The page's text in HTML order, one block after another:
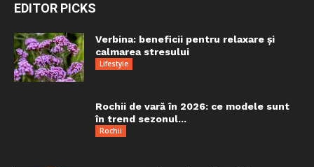
EDITOR PICKS
Verbina: beneficii pentru relaxare și
calmarea stresului
Lifestyle
Rochii de vară în 2026: ce modele sunt
în trend sezonul...
Rochii